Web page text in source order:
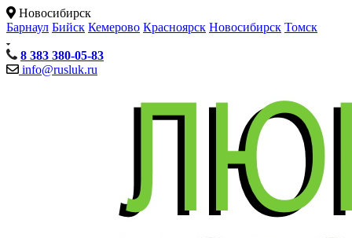
Новосибирск
Барнаул Бийск Кемерово Красноярск Новосибирск Томск
8 383 380-05-83
info@rusluk.ru